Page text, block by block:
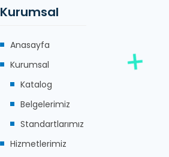
Kurumsal
Anasayfa
Kurumsal
Katalog
Belgelerimiz
Standartlarımız
Hizmetlerimiz